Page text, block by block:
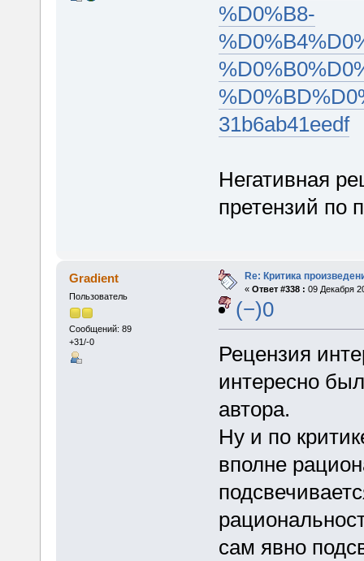
%D0%B8-
31b6ab41eedf
Негативная
претензий по
Gradient
Пользователь
Сообщений: 89
+31/-0
Re: Критика
« Ответ #338 : 09 Декабря
(−)0
Рецензия
интересно
автора.
Ну и по
вполне
сам явно